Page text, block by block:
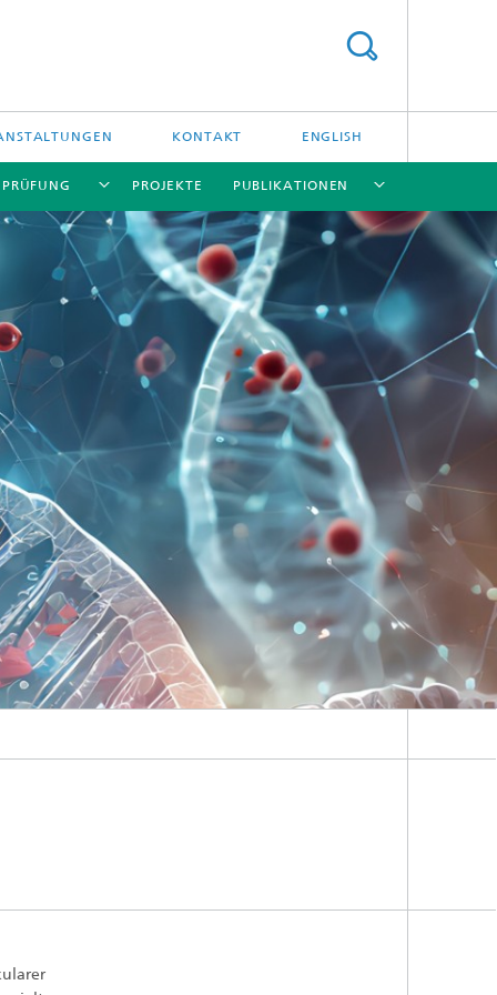
KONTAKT ENGLISH
[X]
[X]
[X]
[X]
PROJEKTE PUBLIKATIONEN
[X]